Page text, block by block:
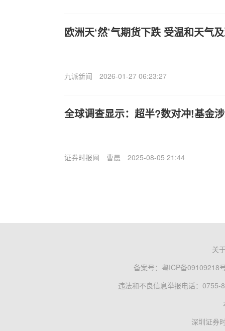
欧洲天‘然’气期货下跌 受温和天气
九派新闻 2026-01-27 06:23:27
全球调查显示：超半?数对冲!基金
证券时报网 曹晨 2025-08-05 21:44
关
备案号： 粤ICP备09109218
违法和不良信息举报电话：0755-
深圳证券